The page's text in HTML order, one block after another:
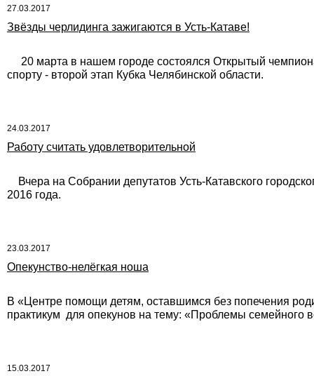
27.03.2017
Звёзды черлидинга зажигаются в Усть-Катаве!
20 марта в нашем городе состоялся Открытый
спорту - второй этап Кубка Челябинской области.
24.03.2017
Работу считать удовлетворительной
Вчера на Собрании депутатов Усть-Катавского
2016 года.
23.03.2017
Опекунство-нелёгкая ноша
В «Центре помощи детям, оставшимся без попечения
практикум для опекунов на тему: «Проблемы семейного
15.03.2017